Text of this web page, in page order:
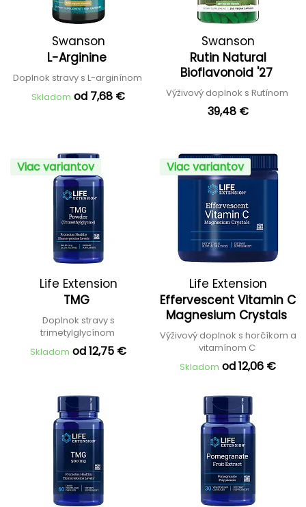
Swanson
L-Arginine
Doplnok stravy s L-arginínom
Skladom od 7,68 €
Swanson
Rutin Natural
Bioflavonoid '27
Výživový doplnok s Rutínom
39,48 €
Viac variantov
Life Extension
TMG
Doplnok stravy s
trimetylglycínom
Skladom od 12,75 €
Viac variantov
Life Extension
Effervescent Vitamin C
Magnesium Crystals
Výživový doplnok s horčíkom a
vitamínom C
Skladom od 12,06 €